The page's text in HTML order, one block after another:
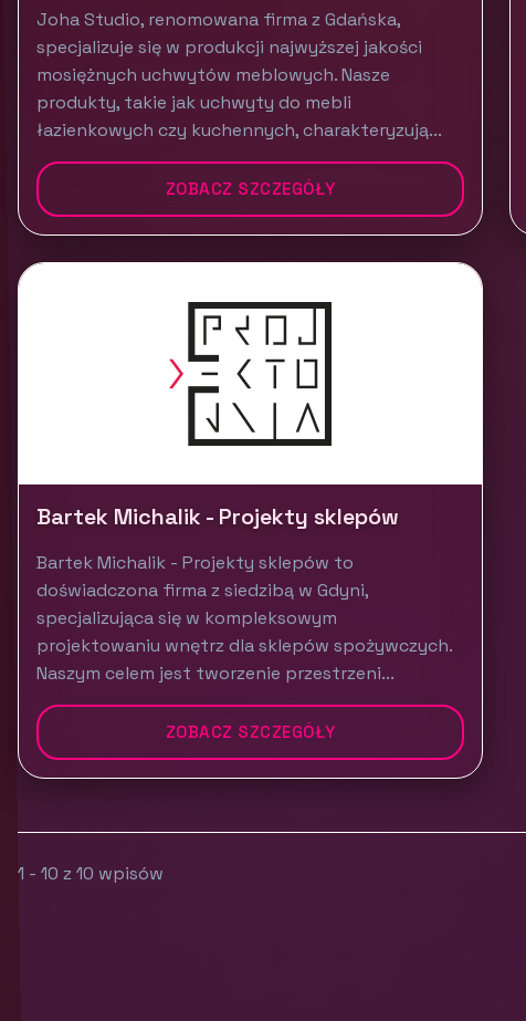
Joha Studio, renomowana firma z Gdańska,
specjalizuje się w produkcji najwyższej jakości
mosiężnych uchwytów meblowych. Nasze
produkty, takie jak uchwyty do mebli
łazienkowych czy kuchennych, charakteryzują...
ZOBACZ SZCZEGÓŁY
Bartek Michalik - Projekty sklepów
Bartek Michalik - Projekty sklepów to
doświadczona firma z siedzibą w Gdyni,
specjalizująca się w kompleksowym
projektowaniu wnętrz dla sklepów spożywczych.
Naszym celem jest tworzenie przestrzeni...
ZOBACZ SZCZEGÓŁY
1 - 10 z 10 wpisów